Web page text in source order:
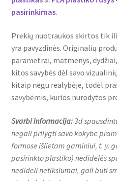
pasirinkimas.
Prekių nuotraukos skirtos tik
yra pavyzdinės. Originalių
parametrai, matmenys,
kitos savybės dėl savo
kitaip negu realybėje, todėl
savybėmis, kurios nurodytos
Svarbi informacija:3d
negali prilygti savo kokybe
formose išlietam gaminiui, t. y.
pasirinkto plastiko) nedidelės
nedideli netikslumai, gali būti